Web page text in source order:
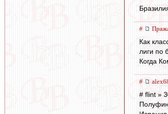
#
Как
лиги по
Когда
#
# flint »